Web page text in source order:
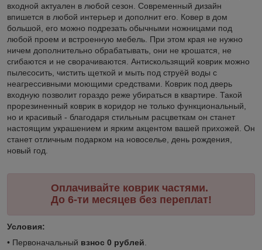
входной актуален в любой сезон. Современный дизайн
впишется в любой интерьер и дополнит его. Ковер в дом
большой, его можно подрезать обычными ножницами под
любой проем и встроенную мебель. При этом края не нужно
ничем дополнительно обрабатывать, они не крошатся, не
сгибаются и не сворачиваются. Антискользящий коврик можно
пылесосить, чистить щеткой и мыть под струёй воды с
неагрессивными моющими средствами. Коврик под дверь
входную позволит гораздо реже убираться в квартире. Такой
прорезиненный коврик в коридор не только функциональный,
но и красивый - благодаря стильным расцветкам он станет
настоящим украшением и ярким акцентом вашей прихожей. Он
станет отличным подарком на новоселье, день рождения,
новый год.
Оплачивайте коврик частями.
До 6-ти месяцев без переплат!
Условия:
• Первоначальный взнос 0 рублей